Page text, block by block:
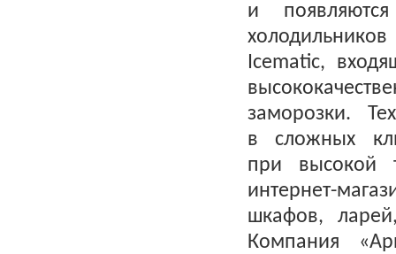
и
Icematic,
заморозки.
в сложных
при высокой
интернет-
шкафов,
Компания
«